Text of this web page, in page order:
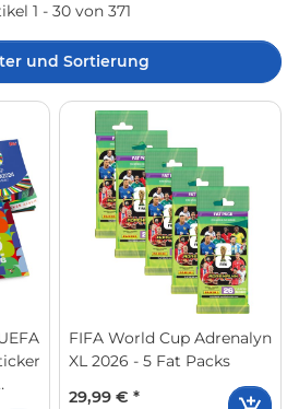
1 - 30 von 371
und Sortierung
FIFA World Cup Adrenalyn
XL 2026 - 5 Fat Packs
29,99 € *